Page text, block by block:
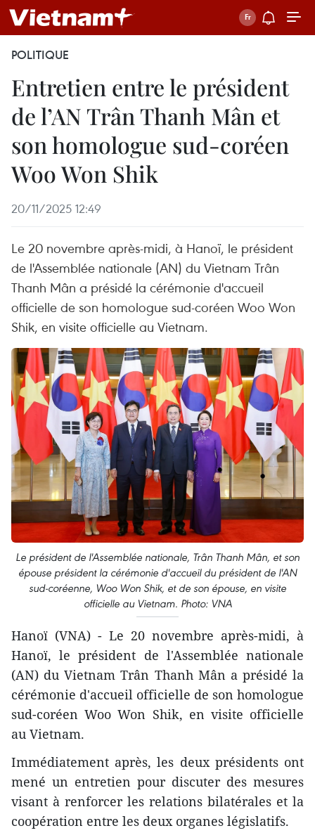
POLITIQUE
Entretien entre le président
de l’AN Trân Thanh Mân et
son homologue sud-coréen
Woo Won Shik
20/11/2025 12:49
Le 20 novembre après-midi, à Hanoï, le président
de l'Assemblée nationale (AN) du Vietnam Trân
Thanh Mân a présidé la cérémonie d'accueil
officielle de son homologue sud-coréen Woo Won
Shik, en visite officielle au Vietnam.
Le président de l'Assemblée nationale, Trân Thanh Mân, et son
épouse président la cérémonie d'accueil du président de l'AN
sud-coréenne, Woo Won Shik, et de son épouse, en visite
officielle au Vietnam. Photo: VNA
Hanoï (VNA) - Le 20 novembre après-midi, à
Hanoï, le président de l'Assemblée nationale
(AN) du Vietnam Trân Thanh Mân a présidé la
cérémonie d'accueil officielle de son homologue
sud-coréen Woo Won Shik, en visite officielle
au Vietnam.
Immédiatement après, les deux présidents ont
mené un entretien pour discuter des mesures
visant à renforcer les relations bilatérales et la
coopération entre les deux organes législatifs.